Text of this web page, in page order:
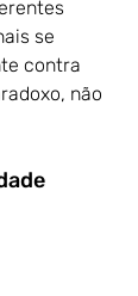
se
contra
não